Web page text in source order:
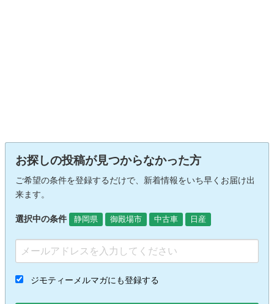
お探しの投稿が見つからなかった方
ご希望の条件を登録するだけで、新着情報をいち早くお届け出
来ます。
選択中の条件 静岡県 御殿場市 中古車 日産
ジモティーメルマガにも登録する